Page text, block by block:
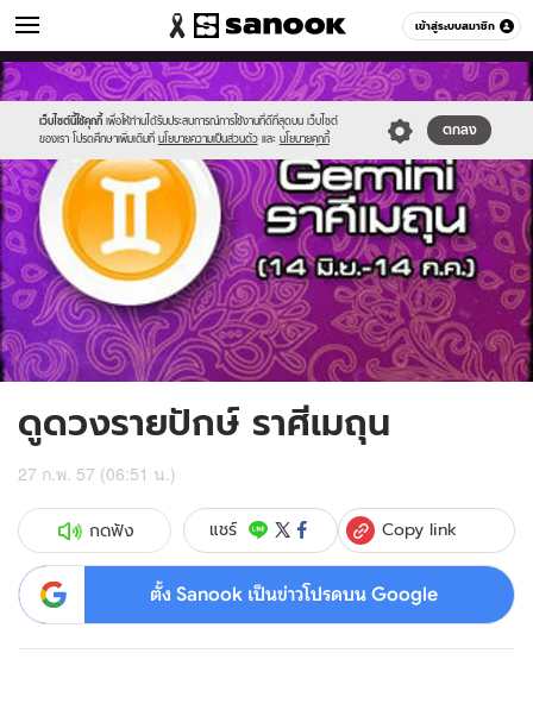
เข้าสู่ระบบสมาชิก
ดูดวง หมวดอื่นๆ
เว็บไซต์นี้ใช้คุกกี้ เพื่อให้ท่านได้รับประสบการณ์การใช้งานที่ดีที่สุดบน เว็บไซต์
ของเรา โปรดศึกษาเพิ่มเติมที่ นโยบายความเป็นส่วนตัว และ นโยบายคุกกี้
ตกลง
Sanook
//s.isanook.com/sr/0/images/logo-
new-
sanook.png
600
60
//s.isanook.com/ho/0/ud/11/59837/6gemini.jpg
ดูดวงรายปักษ์ ราศีเมถุน
27 ก.พ. 57 (06:51 น.)
กดฟัง แชร์ Copy link
ตั้ง Sanook เป็นข่าวโปรดบน Google